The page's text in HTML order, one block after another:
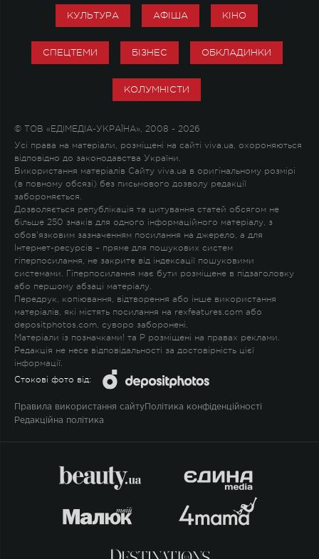
КУЛЬТУРА АФІША КІНО
СПЕЦТЕМИ БІЗНЕС ОБКЛАДИНКИ
КОЛУМНІСТИ
© ТОВ «ЕДІМЕДІА-УКРАЇНА», 2008 - 2026
Усі права на матеріали, розміщені на сайті viva.ua, охороняються
відповідно до законодавства України.
Використання матеріалів Сайту viva.ua в оригінальному розмірі
(в повному обсязі) без письмового дозволу редакції
забороняється.
Дозволяється републікація та цитування статей обсягом не
більше 250 знаків для одного інформаційного матеріалу, з
обов'язковим зазначенням посилання на джерело, а для
Інтернет-ресурсів – пряме для пошукових систем
гіперпосилання, не закрите від індексації пошуковими
системами. Гіперпосилання має бути розміщене в підзаголовку
або першому абзаці матеріалу.
Передрук, копіювання, відтворення або інше використання
матеріалів, які містять посилання на rexfeatures.com або
depositphotos.com, суворо заборонені.
Матеріали із позначками! та P розміщені на правах реклами.
Редакція не несе відповідальності за достовірність цієї
інформації.
Стокові фото від:
Правила використання сайту Політика конфіденційності
Редакційна політика